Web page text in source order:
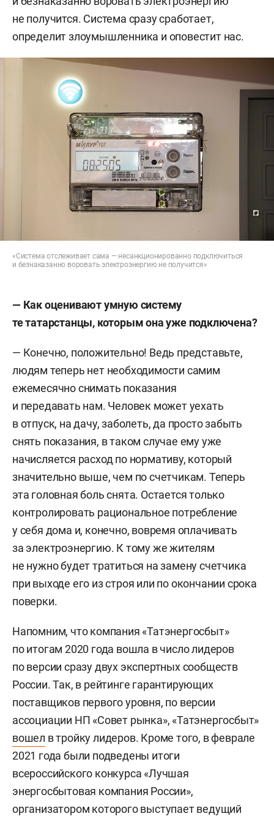
не получится. Система сразу сработает,
определит злоумышленника и оповестит нас.
«Система отслеживает сама — несанкционированно подключиться
и безнаказанно воровать электроэнергию не получится»
— Как оценивают умную систему
те татарстанцы, которым она уже подключена?
— Конечно, положительно! Ведь представьте,
людям теперь нет необходимости самим
ежемесячно снимать показания
и передавать нам. Человек может уехать
в отпуск, на дачу, заболеть, да просто забыть
снять показания, в таком случае ему уже
начисляется расход по нормативу, который
значительно выше, чем по счетчикам. Теперь
эта головная боль снята. Остается только
контролировать рациональное потребление
у себя дома и, конечно, вовремя оплачивать
за электроэнергию. К тому же жителям
не нужно будет тратиться на замену счетчика
при выходе его из строя или по окончании срока
поверки.
Напомним, что компания «Татэнергосбыт»
по итогам 2020 года вошла в число лидеров
по версии сразу двух экспертных сообществ
России. Так, в рейтинге гарантирующих
поставщиков первого уровня, по версии
ассоциации НП «Совет рынка», «Татэнергосбыт»
вошел в тройку лидеров. Кроме того, в феврале
2021 года были подведены итоги
всероссийского конкурса «Лучшая
энергосбытовая компания России»,
организатором которого выступает ведущий